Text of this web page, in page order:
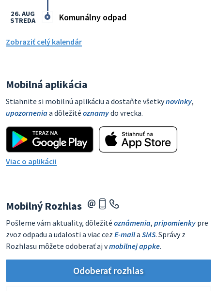
Komunálny odpad
26. AUG
STREDA
Zobraziť celý kalendár
Mobilná aplikácia
Stiahnite si mobilnú aplikáciu a dostaňte všetkynovinky,
upozorneniaa dôležité oznamydo vrecka.
Viac o aplikácii
Mobilný Rozhlas
Pošleme vám aktuality, dôležité oznámenia, pripomienky pre
zvoz odpadu a udalosti a viac cez E-maila SMS. Správy z
Rozhlasu môžete odoberať aj vmobilnej appke.
Odoberať rozhlas